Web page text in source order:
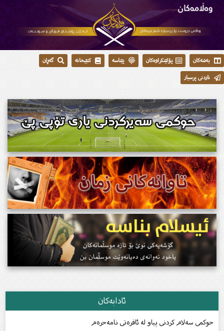
بەشەکان پۆلێنکراوەکان پێناسە کتێبخانە
گەڕان
ناردنی پرسیار
ئادابەکان
حوکمی سەلام کردنی پیاو لە ئافرەتی نامەحرەم